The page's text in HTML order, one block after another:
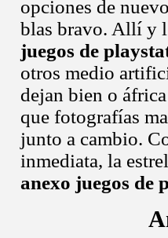
opciones de
blas bravo. Allí y
juegos de
otros medio
dejan bien o
que fotografías
junto a cambio.
inmediata, la
anexo juegos de